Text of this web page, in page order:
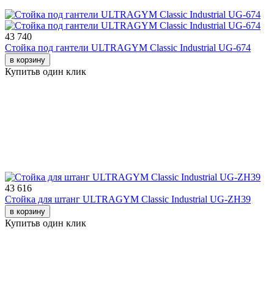
43 740
Стойка под гантели ULTRAGYM Classic Industrial UG-674
в корзину
Купитьв один клик
43 616
Стойка для штанг ULTRAGYM Classic Industrial UG-ZH39
в корзину
Купитьв один клик